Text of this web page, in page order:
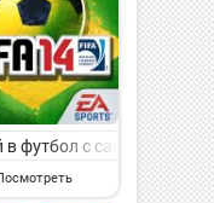
в футбол с самыми